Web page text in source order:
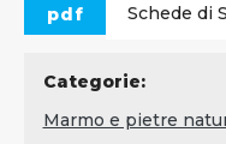
pdf Schede di
Categorie:
Marmo e pietre